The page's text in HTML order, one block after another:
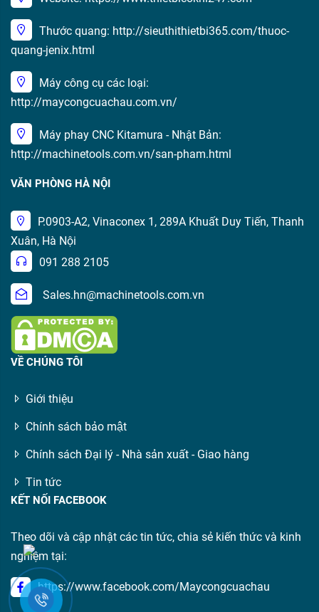
Thước quang: http://sieuthithietbi365.com/thuoc-
quang-jenix.html
Máy công cụ các loại:
http://maycongcuachau.com.vn/
Máy phay CNC Kitamura - Nhật Bản:
http://machinetools.com.vn/san-pham.html
VĂN PHÒNG HÀ NỘI
P.0903-A2, Vinaconex 1, 289A Khuất Duy Tiến, Thanh
Xuân, Hà Nội
091 288 2105
Sales.hn@machinetools.com.vn
VỀ CHÚNG TÔI
Giới thiệu
Chính sách bảo mật
Chính sách Đại lý - Nhà sản xuất - Giao hàng
Tin tức
KẾT NỐI FACEBOOK
Theo dõi và cập nhật các tin tức, chia sẻ kiến thức và kinh
nghiệm tại:
https://www.facebook.com/Maycongcuachau